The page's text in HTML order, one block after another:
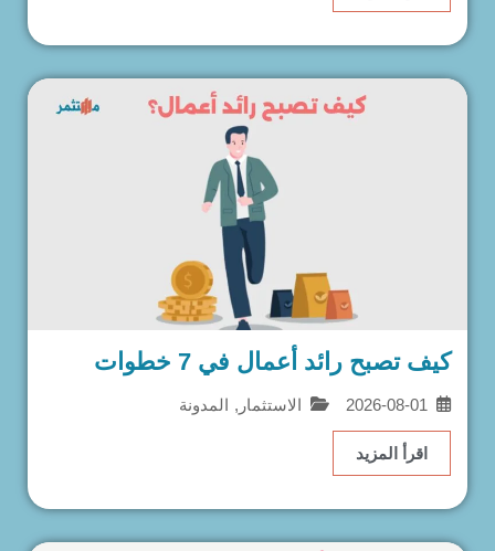
كيف تصبح رائد أعمال في 7 خطوات
2026-08-01 الاستثمار , المدونة
اقرأ المزيد